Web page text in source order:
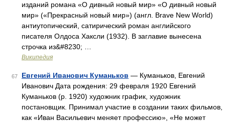
изданий романа «О дивный новый мир» «О дивный новый
мир» («Прекрасный новый мир») (англ. Brave New World)
антиутопический, сатирический роман английского
писателя Олдоса Хаксли (1932). В заглавие вынесена
строчка из&#8230; …
Википедия
67 Евгений Иванович Куманьков — Куманьков, Евгений
Иванович Дата рождения: 29 февраля 1920 Евгений
Куманьков (р. 1920) художник график, художник
постановщик. Принимал участие в создании таких фильмов,
как «Иван Васильевич меняет профессию», «Не может